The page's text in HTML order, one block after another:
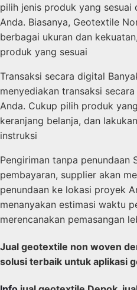
pilih jenis produk yang sesuai
Anda. Biasanya, Geotextile
berbagai ukuran dan
produk yang sesuai
Transaksi secara digital
menyediakan transaksi
Anda. Cukup pilih produk
keranjang belanja, dan
instruksi
Pengiriman tanpa penundaan
pembayaran, supplier akan
penundaan ke lokasi proyek
menanyakan estimasi waktu
merencanakan pemasangan
Jual geotextile non woven
solusi terbaik untuk aplikasi